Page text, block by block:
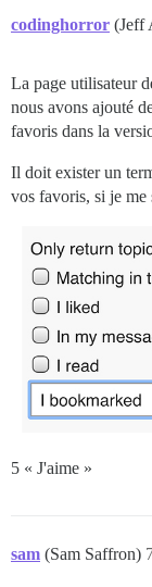
codinghorror (Jeff
La page utilisateur
nous avons ajouté
favoris dans la
Il doit exister un
vos favoris, si je
5 « J'aime »
sam (Sam Saffron)